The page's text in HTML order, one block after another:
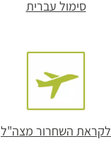
סימול עברית
לקראת השחרור מצה"ל